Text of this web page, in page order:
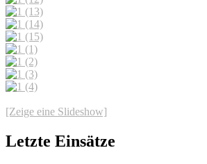
[Zeige eine Slideshow]
Letzte Einsätze